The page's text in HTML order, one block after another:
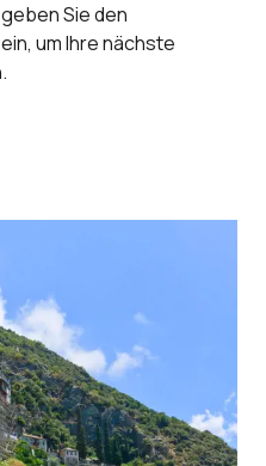
Sie den
ein, um Ihre nächste